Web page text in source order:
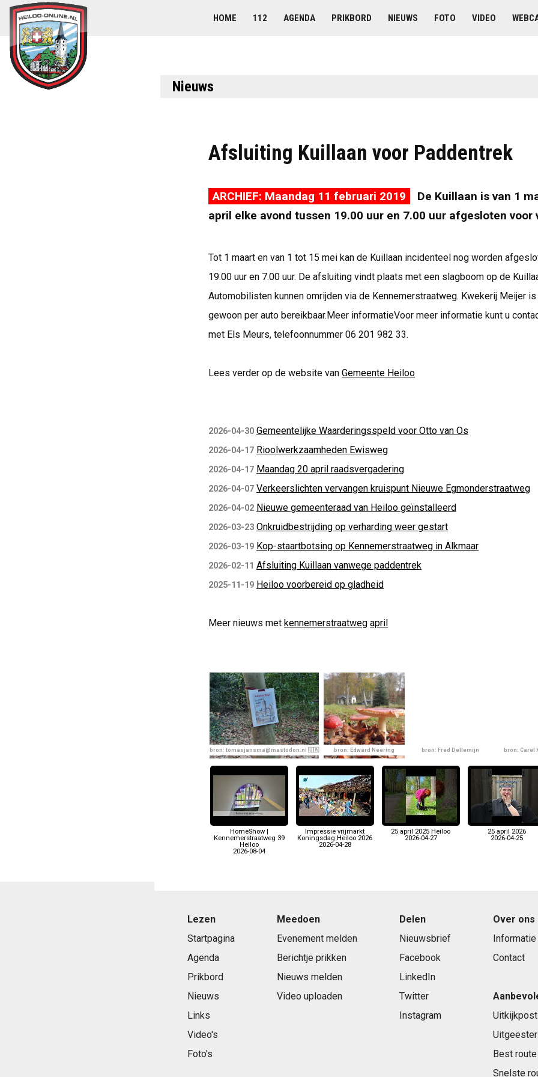
HOME 112 AGENDA PRIKBORD NIEUWS FOTO VIDEO
Nieuws
Afsluiting Kuillaan voor Paddentrek
ARCHIEF: Maandag 11 februari 2019
De Kuillaan is van 1
april elke avond tussen 19.00 uur en 7.00 uur afgesloten voor
Tot 1 maart en van 1 tot 15 mei kan de Kuillaan incidenteel nog worden
19.00 uur en 7.00 uur. De afsluiting vindt plaats met een slagboom op de
Automobilisten kunnen omrijden via de Kennemerstraatweg. Kwekerij Meijer
gewoon per auto bereikbaar.Meer informatieVoor meer informatie kunt u
met Els Meurs, telefoonnummer 06 201 982 33.
Lees verder op de website van Gemeente Heiloo
2026-04-30 Gemeentelijke Waarderingsspeld voor Otto van Os
2026-04-17 Rioolwerkzaamheden Ewisweg
2026-04-17 Maandag 20 april raadsvergadering
2026-04-07 Verkeerslichten vervangen kruispunt Nieuwe Egmonderstraatweg
2026-04-02 Nieuwe gemeenteraad van Heiloo geïnstalleerd
2026-03-23 Onkruidbestrijding op verharding weer gestart
2026-03-19 Kop-staartbotsing op Kennemerstraatweg in Alkmaar
2026-02-11 Afsluiting Kuillaan vanwege paddentrek
2025-11-19 Heiloo voorbereid op gladheid
Meer nieuws met kennemerstraatweg april
bron: tomasjansma@mastodon.nl 🇺🇦 bron: Edward Neering bron: Fred Dellemijn bron: Carel
HomeShow |
Kennemerstraatweg 39
Heiloo
2026-08-04
Impressie vrijmarkt
Koningsdag Heiloo 2026
2026-04-28
25 april 2025 Heiloo
2026-04-27
25 april 2026
2026-04-25
Lezen
Startpagina
Agenda
Prikbord
Nieuws
Links
Video's
Foto's
Meedoen
Evenement melden
Berichtje prikken
Nieuws melden
Video uploaden
Delen
Nieuwsbrief
Facebook
LinkedIn
Twitter
Instagram
Over ons
Informatie
Contact
Uitkijkpost
Uitgeester
Best
Snelste